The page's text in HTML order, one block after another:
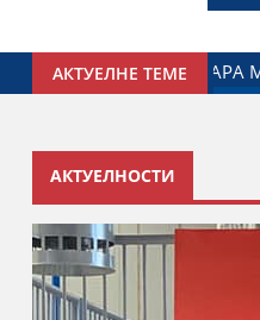
АКТУЕЛНЕ ТЕМЕ
САРАДЊЕ ГРАДА
АКТУЕЛНОСТИ